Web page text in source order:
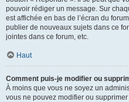
pouvoir rédiger un message. Sur
est affichée en bas de l’écran du
publier de nouveaux sujets dans ce
jointes dans ce forum, etc.
Haut
Comment puis-je modifier ou
À moins que vous ne soyez un
vous ne pouvez modifier ou